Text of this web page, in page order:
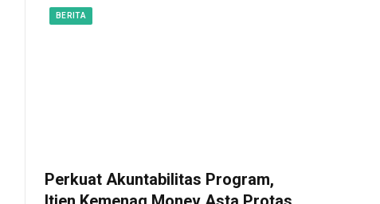
BERITA
Perkuat Akuntabilitas Program,